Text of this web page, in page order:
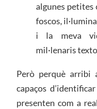
algunes petites
foscos,
i la meva
mil·lenaris
Però perquè arribi
capaços
presenten com a